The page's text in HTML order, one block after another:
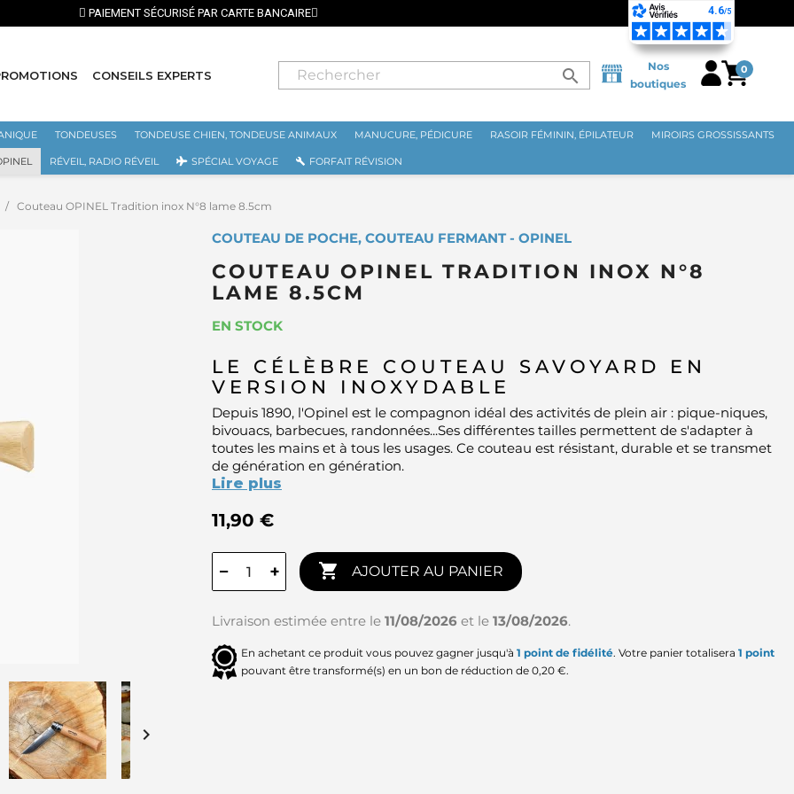
PAIEMENT SÉCURISÉ PAR CARTE BANCAIRE
CONSEILS EXPERTS search
Nos
boutiques
0
TONDEUSES TONDEUSE CHIEN, TONDEUSE ANIMAUX MANUCURE, PÉDICURE RASOIR FÉMININ, ÉPILATEUR MIROIRS GROSSISSANTS
RÉVEIL, RADIO RÉVEIL SPÉCIAL VOYAGE FORFAIT RÉVISION
Couteau OPINEL Tradition inox N°8 lame 8.5cm

COUTEAU DE POCHE, COUTEAU FERMANT - OPINEL
COUTEAU OPINEL TRADITION INOX N°8
LAME 8.5CM
EN STOCK
LE CÉLÈBRE COUTEAU SAVOYARD EN
VERSION INOXYDABLE
Depuis 1890, l'Opinel est le compagnon idéal des activités de plein air : pique-niques,
bivouacs, barbecues, randonnées...Ses différentes tailles permettent de s'adapter à
toutes les mains et à tous les usages. Ce couteau est résistant, durable et se transmet
de génération en génération.
Lire plus
11,90 €
− +  AJOUTER AU PANIER
Livraison estimée entre le 11/08/2026 et le 13/08/2026.
En achetant ce produit vous pouvez gagner jusqu'à 1 point de fidélité. Votre panier totalisera 1 point
pouvant être transformé(s) en un bon de réduction de 0,20 €.